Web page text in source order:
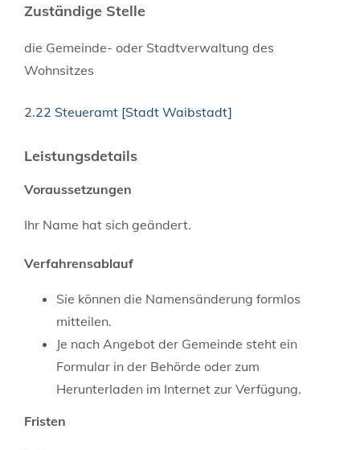
Zuständige Stelle
die Gemeinde- oder Stadtverwaltung des
Wohnsitzes
2.22 Steueramt [Stadt Waibstadt]
Leistungsdetails
Voraussetzungen
Ihr Name hat sich geändert.
Verfahrensablauf
Sie können die Namensänderung formlos
mitteilen.
Je nach Angebot der Gemeinde steht ein
Formular in der Behörde oder zum
Herunterladen im Internet zur Verfügung.
Fristen